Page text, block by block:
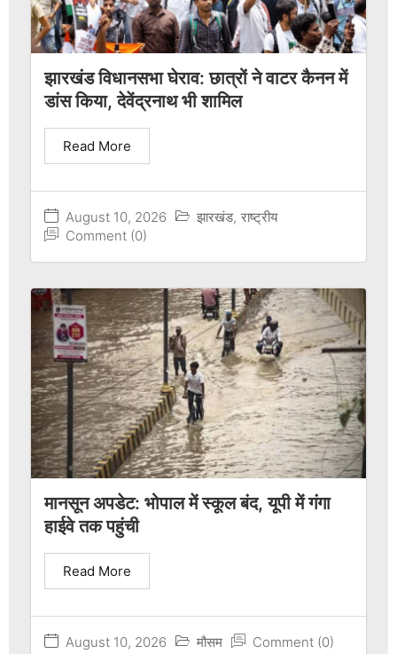
झारखंड विधानसभा घेराव: छात्रों ने वाटर कैनन में
डांस किया, देवेंद्रनाथ भी शामिल
August 10, 2026 झारखंड, राष्ट्रीय
Comment (0)
Read More
मानसून अपडेट: भोपाल में स्कूल बंद, यूपी में गंगा
हाईवे तक पहुंची
August 10, 2026 मौसम Comment (0)
Read More